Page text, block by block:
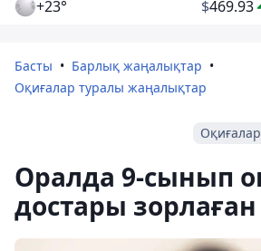
+23° $469.93
Басты
Барлық жаңалықтар
Оқиғалар туралы жаңалықтар
Оқиғалар
Оралда 9-сынып
достары зорлаған